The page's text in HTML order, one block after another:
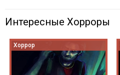
Интересные Хорроры
Хоррор